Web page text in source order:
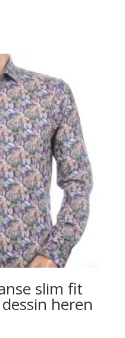
slim fit
heren